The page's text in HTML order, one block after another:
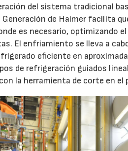
del sistema tradicional
Generación de Haimer facilita
es necesario, optimizando
El enfriamiento se lleva a
eficiente en
de refrigeración guiados
la herramienta de corte en el